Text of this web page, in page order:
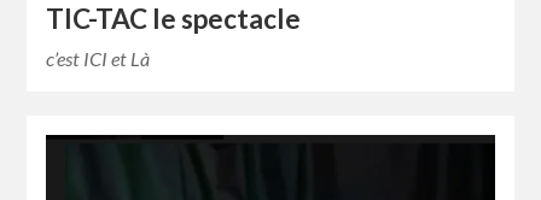
TIC-TAC le spectacle
c’est ICI et Là